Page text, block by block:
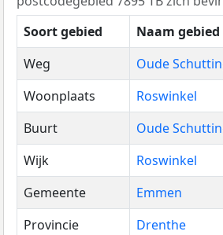
Soort gebied
Naam gebied
Weg
Oude
Woonplaats
Roswinkel
Buurt
Oude
Wijk
Roswinkel
Gemeente
Emmen
Provincie
Drenthe